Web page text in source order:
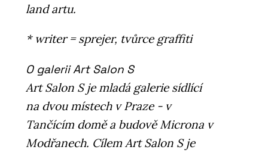
land artu.
* writer = sprejer, tvůrce graffiti
O galerii Art Salon S
Art Salon S je mladá galerie sídlící
na dvou místech v Praze - v
Tančícím domě a budově Microna v
Modřanech. Cílem Art Salon S je